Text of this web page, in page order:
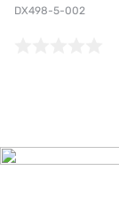
DX498-5-002